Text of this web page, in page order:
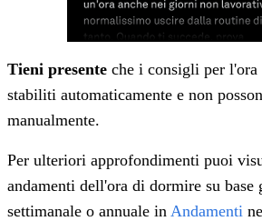
Tieni presente che i consigli per
stabiliti automaticamente e non
manualmente.
Per ulteriori approfondimenti puoi
andamenti dell'ora di dormire su base
settimanale o annuale in Andamenti